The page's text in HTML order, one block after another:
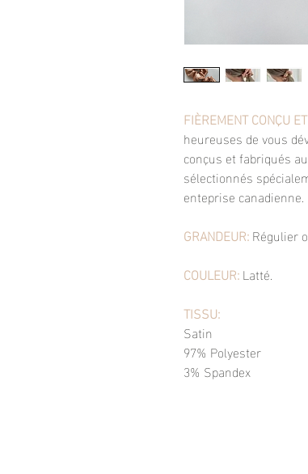
FIÈREMENT CONÇU
heureuses de vous
conçus et fabriqués
sélectionnés
enteprise canadienne.
GRANDEUR:Régulier
COULEUR:Latté.
TISSU:
Satin
97% Polyester
3% Spandex